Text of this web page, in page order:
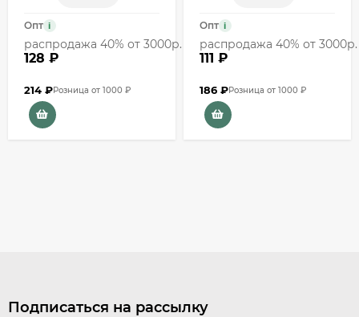
Опт i
распродажа 40% от 3000р.
128 ₽
214 ₽Розница от 1000 ₽
Опт i
распродажа 40% от 3000р.
111 ₽
186 ₽Розница от 1000 ₽
Подписаться на рассылку